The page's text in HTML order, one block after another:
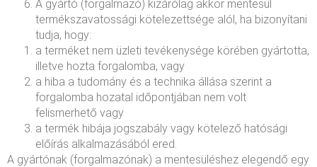
A gyártó (forgalmazó) kizárólag akkor mentesül
termékszavatossági kötelezettsége alól, ha bizonyítani
tudja, hogy:
a terméket nem üzleti tevékenysége körében gyártotta,
illetve hozta forgalomba, vagy
a hiba a tudomány és a technika állása szerint a
forgalomba hozatal időpontjában nem volt
felismerhető vagy
a termék hibája jogszabály vagy kötelező hatósági
előírás alkalmazásából ered.
A gyártónak (forgalmazónak) a mentesüléshez elegendő egy